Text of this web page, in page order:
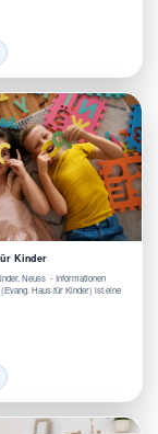
Kinder
Neuss - Informationen
Haus für Kinder) ist eine